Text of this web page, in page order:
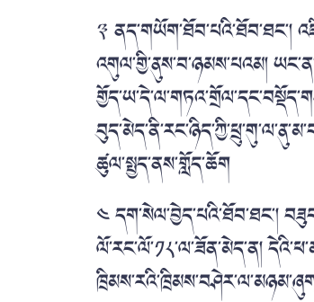
༣ ནད་གཡོག་ཐོབ་པའི་ཐོབ་ཐང་།
འགུལ་གྱི་ནུས་བ་ཉམས་པའམ།
ཚུལ་སྤྱད་ནས་གློད་ཆོག
༤ དག་སེལ་བྱེད་པའི་ཐོབ་ཐང་།
ལོ་རང་ལོ་༡༨་ལ་ཟོན་མེད་ན།